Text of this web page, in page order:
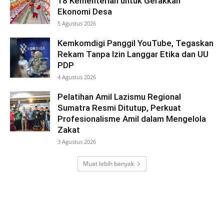
Ekonomi Desa
5 Agustus 2026
Kemkomdigi Panggil YouTube, Tegaskan
Rekam Tanpa Izin Langgar Etika dan UU
PDP
4 Agustus 2026
Pelatihan Amil Lazismu Regional
Sumatra Resmi Ditutup, Perkuat
Profesionalisme Amil dalam Mengelola
Zakat
3 Agustus 2026
Muat lebih banyak